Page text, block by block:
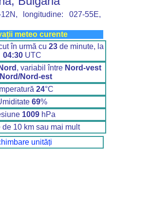
longitudine: 027-55E,
meteo curente
în urmă cu 23 de minute, la
04:30UTC
Nord , variabil între Nord-vest
Nord/Nord-est
24°C
69%
1009hPa
10 km sau mai mult
unități